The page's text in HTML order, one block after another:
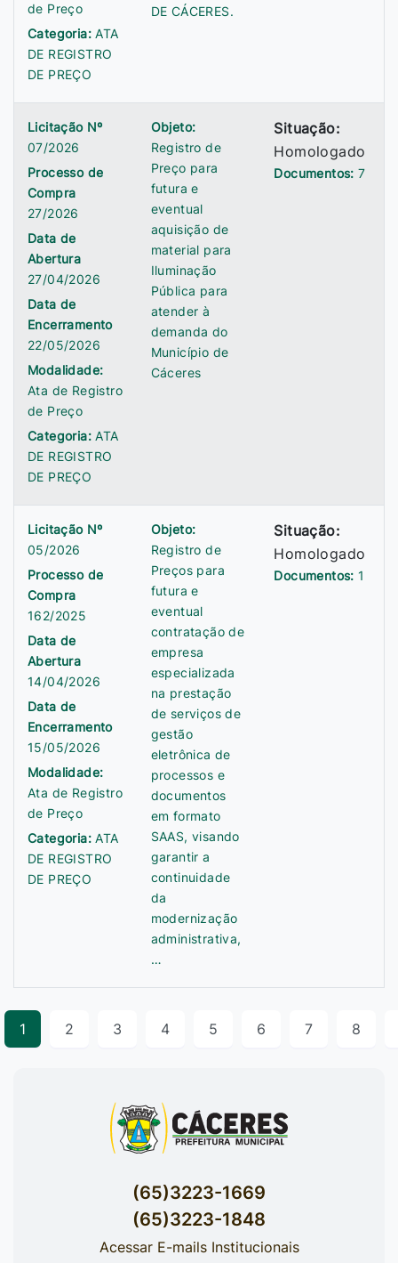
de Preço
Categoria:ATA
DE REGISTRO
DE PREÇO
DE CÁCERES.
Licitação Nº
07/2026
Processo de
Compra
27/2026
Data de
Abertura
27/04/2026
Data de
Encerramento
22/05/2026
Modalidade:
Ata de Registro
de Preço
Categoria:ATA
DE REGISTRO
DE PREÇO
Objeto:
Registro de
Preço para
futura e
eventual
aquisição de
material para
Iluminação
Pública para
atender à
demanda do
Município de
Cáceres
Situação:
Homologado
Documentos:7
Licitação Nº
05/2026
Processo de
Compra
162/2025
Data de
Abertura
14/04/2026
Data de
Encerramento
15/05/2026
Modalidade:
Ata de Registro
de Preço
Categoria:ATA
DE REGISTRO
DE PREÇO
Objeto:
Registro de
Preços para
futura e
eventual
contratação de
empresa
especializada
na prestação
de serviços de
gestão
eletrônica de
processos e
documentos
em formato
SAAS, visando
garantir a
continuidade
da
modernização
administrativa,
…
Situação:
Homologado
Documentos:1
1 2 3 4 5 6 7 8
(65)3223-1669
(65)3223-1848
Acessar E-mails Institucionais